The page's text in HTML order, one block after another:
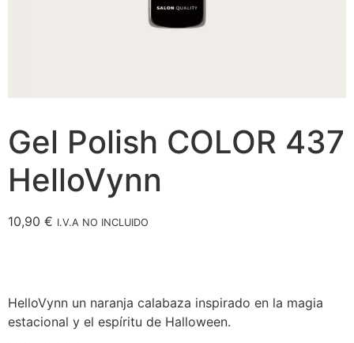
Gel Polish COLOR 437
HelloVynn
10,90 € I.V.A NO INCLUIDO
HelloVynn un naranja calabaza inspirado en la magia
estacional y el espíritu de Halloween.